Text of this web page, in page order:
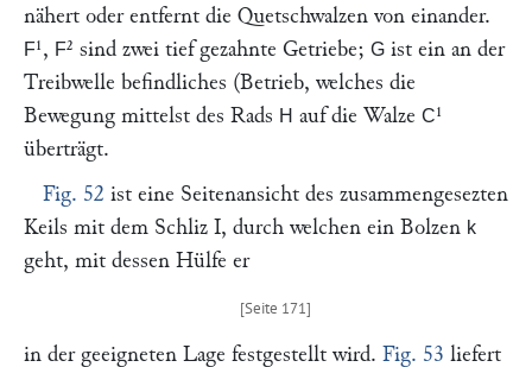
nähert oder entfernt die Quetschwalzen von einander.
F¹, F² sind zwei tief gezahnte Getriebe; G ist ein an der
Treibwelle befindliches (Betrieb, welches die
Bewegung mittelst des Rads H auf die Walze C¹
überträgt.
Fig. 52 ist eine Seitenansicht des zusammengesezten
Keils mit dem Schliz I, durch welchen ein Bolzen k
geht, mit dessen Hülfe er
in der geeigneten Lage festgestellt wird. Fig. 53 liefert